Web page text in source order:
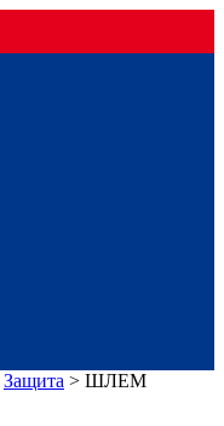
Защита > ШЛЕМ